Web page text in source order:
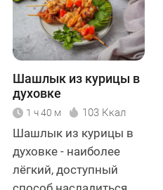
Шашлык из курицы в
духовке
1 ч 40 м 103 Ккал
Шашлык из курицы в
духовке - наиболее
лёгкий, доступный